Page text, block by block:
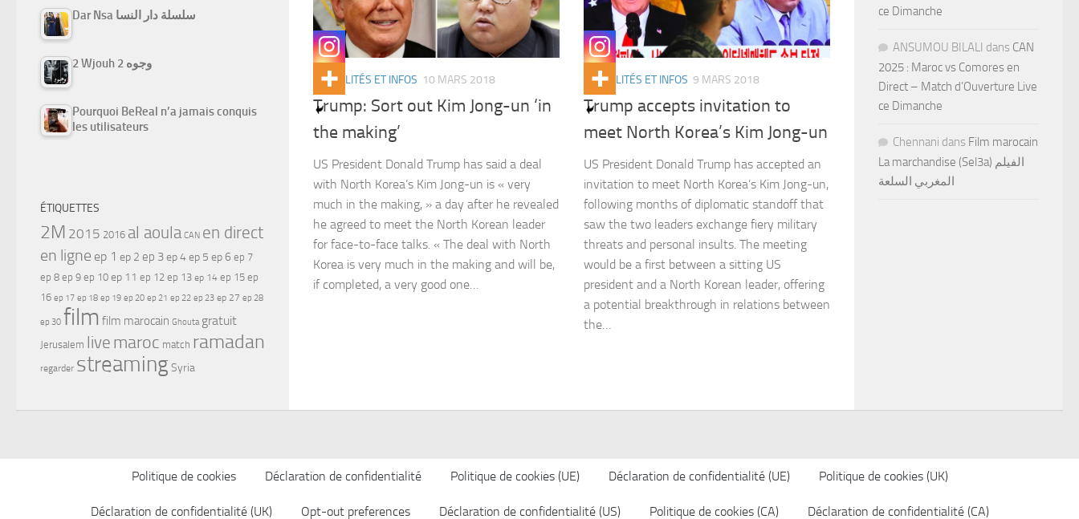
ACTUALITÉS ET INFOS 10 MARS 2018
Trump: Sort out Kim Jong-un ‘in
the making’
US President Donald Trump has said a deal
with North Korea’s Kim Jong-un is « very
much in the making, » a day after he revealed
he agreed to meet the North Korean leader
for face-to-face talks. « The deal with North
Korea is very much in the making and will be,
if completed, a very good one…
ACTUALITÉS ET INFOS 9 MARS 2018
Trump accepts invitation to
meet North Korea’s Kim Jong-un
US President Donald Trump has accepted an
invitation to meet North Korea’s Kim Jong-un,
following months of diplomatic standoff that
saw the two leaders exchange fiery military
threats and personal insults. The meeting
would be a first between a sitting US
president and a North Korean leader, offering
a potential breakthrough in relations between
the…
Dar Nsa سلسلة دار النسا
2 Wjouh 2 وجوه
Pourquoi BeReal n’a jamais conquis
les utilisateurs
ÉTIQUETTES
2M 2015 2016 al aoula CAN en direct
en ligne ep 1 ep 2 ep 3ep 4ep 5 ep 6 ep 7
ep 8 ep 9 ep 10 ep 11 ep 12 ep 13 ep 14 ep 15 ep
16 ep 17 ep 18 ep 19 ep 20 ep 21 ep 22 ep 23 ep 27 ep 28
ep 30 film film marocain Ghouta gratuit
Jerusalem live maroc match ramadan
regarder streamingSyria
ce Dimanche
ANSUMOU BILALI dans CAN
2025 : Maroc vs Comores en
Direct – Match d’Ouverture Live
ce Dimanche
Chennani dans Film marocain
La marchandise (Sel3a) الفيلم
المغربي السلعة
Politique de cookies Déclaration de confidentialité Politique de cookies (UE) Déclaration de confidentialité (UE) Politique de cookies (UK)
Déclaration de confidentialité (UK) Opt-out preferences Déclaration de confidentialité (US) Politique de cookies (CA) Déclaration de confidentialité (CA)